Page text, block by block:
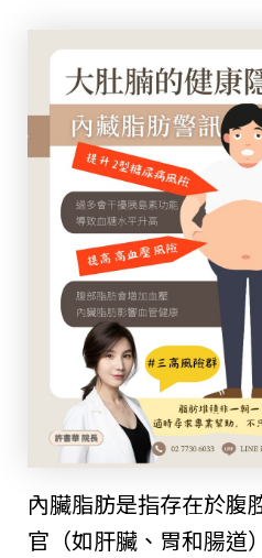
內臟脂肪是指存在於腹
官（如肝臟、胃和腸道